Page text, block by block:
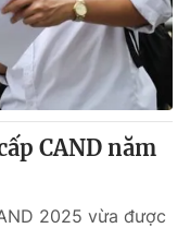
CAND năm
2025 vừa được